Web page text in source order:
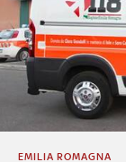
EMILIA ROMAGNA